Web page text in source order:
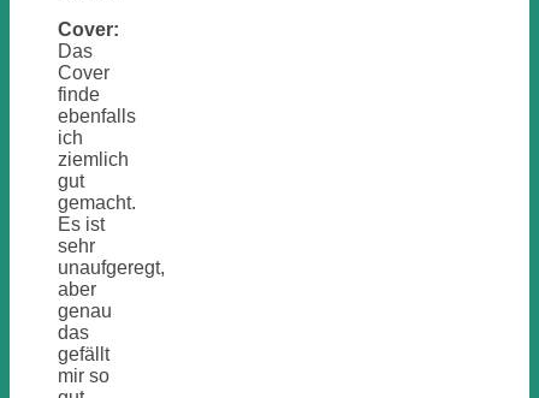
Cover:
Das
Cover
finde
ebenfalls
ich
ziemlich
gut
gemacht.
Es ist
sehr
unaufgeregt,
aber
genau
das
gefällt
mir so